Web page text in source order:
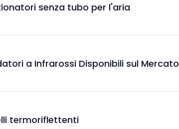
senza tubo per l'aria
a Infrarossi Disponibili sul Mercato
termoriflettenti